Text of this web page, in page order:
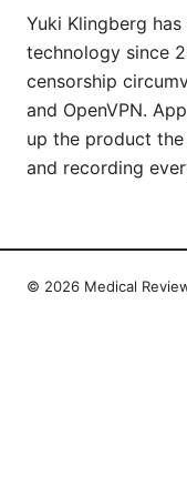
Yuki Klingberg
technology since
censorship
and OpenVPN.
up the product
and recording
© 2026 Medical